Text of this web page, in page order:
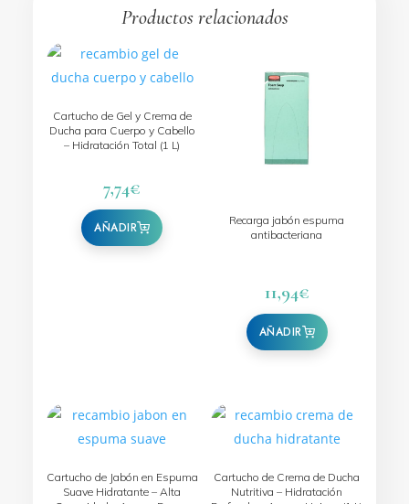
Productos relacionados
Cartucho de Gel y Crema de
Ducha para Cuerpo y Cabello
– Hidratación Total (1 L)
7,74€
Recarga jabón espuma
antibacteriana
11,94€
Cartucho de Jabón en Espuma
Suave Hidratante – Alta
Cartucho de Crema de Ducha
Nutritiva – Hidratación